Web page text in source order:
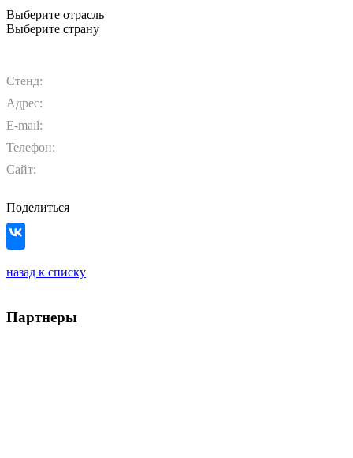
Выберите отрасль
Выберите страну
Стенд:
Адрес:
E-mail:
Телефон:
Сайт:
Поделиться
назад к списку
Партнеры